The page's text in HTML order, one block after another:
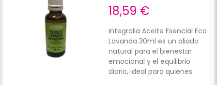
18,59 €
Integralia Aceite Esencial Eco
Lavanda 30ml es un aliado
natural para el bienestar
emocional y el equilibrio
diario, ideal para quienes